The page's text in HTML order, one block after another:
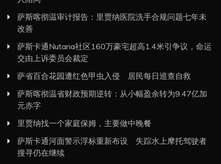
萨斯喀彻温审计报告：里贾纳医院洗手合规问题七年未
改善
萨斯卡通Nutana社区160万豪宅超高1.4米引争议，命运
交由上诉委员会裁定
萨省百合花园遭红色甲虫入侵 居民每日巡查自救
萨斯喀彻温省财政预期逆转：从小幅盈余转为9.47亿加
元赤字
里贾纳找一个家庭保姆，主要做中晚餐
萨斯卡通河面警示浮标重新布设 失踪水上摩托驾驶者
搜寻仍在继续